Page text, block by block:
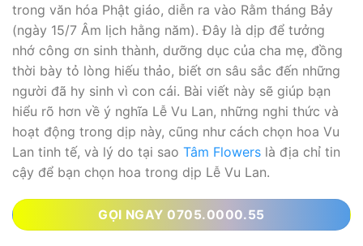
trong văn hóa Phật giáo, diễn ra vào Rằm tháng Bảy
(ngày 15/7 Âm lịch hằng năm). Đây là dịp để tưởng
nhớ công ơn sinh thành, dưỡng dục của cha mẹ, đồng
thời bày tỏ lòng hiếu thảo, biết ơn sâu sắc đến những
người đã hy sinh vì con cái. Bài viết này sẽ giúp bạn
hiểu rõ hơn về ý nghĩa Lễ Vu Lan, những nghi thức và
hoạt động trong dịp này, cũng như cách chọn hoa Vu
Lan tinh tế, và lý do tại sao Tâm Flowers là địa chỉ tin
cậy để bạn chọn hoa trong dịp Lễ Vu Lan.
GỌI NGAY 0705.0000.55